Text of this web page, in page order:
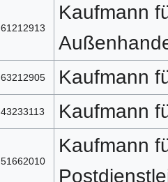
61212913
Kaufmann
63212905 Kaufmann
43233113 Kaufmann
51662010
Kaufmann